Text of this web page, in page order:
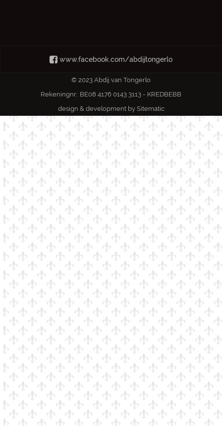
www.facebook.com/abdijtongerlo
© 2023 Abdij van Tongerlo
Rekeningnr.: BE08 4176 0143 3113 - KREDBEBB
design & development by Sitematic